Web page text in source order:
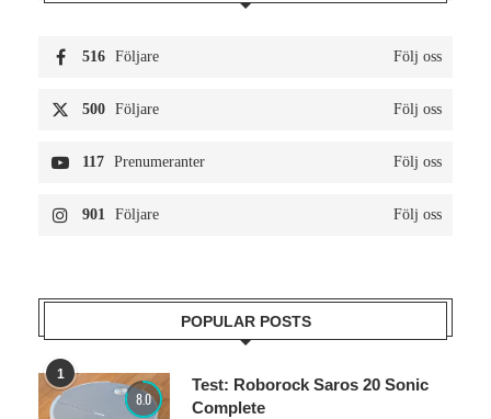
516 Följare Följ oss
500 Följare Följ oss
117 Prenumeranter Följ oss
901 Följare Följ oss
POPULAR POSTS
1
8.0
Test: Roborock Saros 20 Sonic
Complete